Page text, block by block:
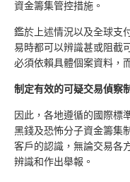
資金籌集管控措施。
鑑於上述情況以及全球支
易時都可以辨識甚或阻截
必須依賴具體個案資料，
制定有效的可疑交易偵察
因此，各地遵循的國際標
黑錢及恐怖分子資金籌集
客戶的認識，無論交易各
辨識和作出舉報。